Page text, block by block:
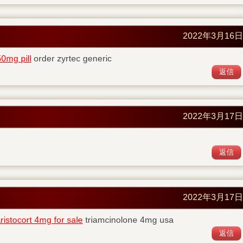
2022年3月16日
pill order zyrtec generic
返信
2022年3月17日
返信
2022年3月17日
4mg for sale triamcinolone 4mg usa
返信